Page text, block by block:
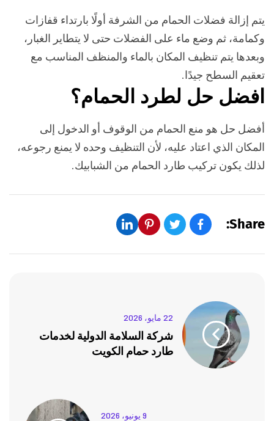
يتم إزالة فضلات الحمام من الشرفة أولًا بارتداء قفازات
وكمامة، ثم وضع ماء على الفضلات حتى لا يتطاير الغبار،
وبعدها يتم تنظيف المكان بالماء والمنظف المناسب مع
تعقيم السطح جيدًا.
افضل حل لطرد الحمام؟
أفضل حل هو منع الحمام من الوقوف أو الدخول إلى
المكان الذي اعتاد عليه، لأن التنظيف وحده لا يمنع رجوعه،
لذلك يكون تركيب طارد الحمام من الشبابيك.
Share:
22 مايو، 2026
شركة السلامة الدولية لخدمات
طارد حمام الكويت
9 يونيو، 2026